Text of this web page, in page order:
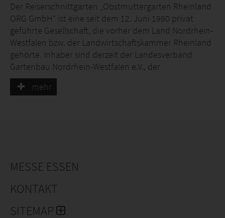
Der Reiserschnittgarten „Obstmuttergarten Rheinland
ORG GmbH“ ist eine seit dem 12. Juni 1990 privat
geführte Gesellschaft, die vorher dem Land Nordrhein-
Westfalen bzw. der Landwirtschaftskammer Rheinland
gehörte. Inhaber sind derzeit der Landesverband
Gartenbau Nordrhein-Westfalen e.V., der
Provinzialverband Rheinischer Obst- und
Gemüsebauer e.V., die ARTEVOS GmbH,
sortenechtes und krankheitsfreies
Vermehrungsmaterial in Form von Edelreisern zur
Verfügung zu stellen.
Der Reiserschnittgarten hat derzeit eine Betriebsfläche
mehr
MESSE ESSEN
KONTAKT
SITEMAP